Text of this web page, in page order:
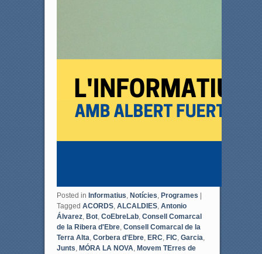
Posted in Informatius, Notícies, Programes
Tagged ACORDS, ALCALDIES, Antonio
Álvarez, Bot, CoEbreLab, Consell Comarcal
de la Ribera d'Ebre, Consell Comarcal de la
Terra Alta, Corbera d'Ebre, ERC, FIC, Garcia,
Junts, MÓRA LA NOVA, Movem TErres de